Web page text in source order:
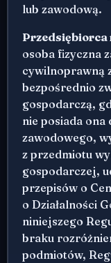
lub zawodową.
Przedsiębiorca
osoba fizyczna
cywilnoprawną
bezpośrednio
gospodarczą,
nie posiada
zawodowego,
z przedmiotu
gospodarczej,
przepisów o
o Działalności
niniejszego
braku
podmiotów,